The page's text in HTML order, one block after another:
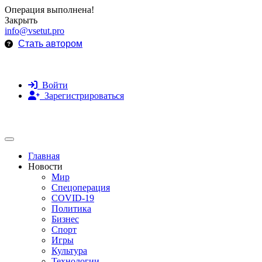
Операция выполнена!
Закрыть
info@vsetut.pro
Стать автором
Войти
Зарегистрироваться
Toggle navigation
Главная
Новости
Мир
Спецоперация
COVID-19
Политика
Бизнес
Спорт
Игры
Культура